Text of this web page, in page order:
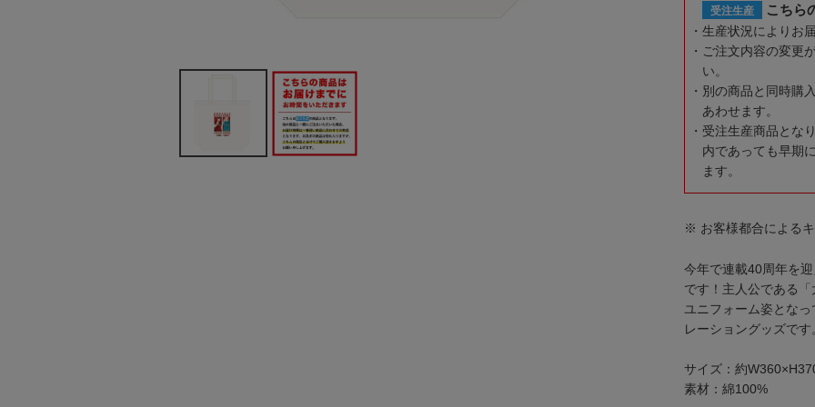
受注生産 こちら
生産状況によりお
ご注文内容の変更
い。
別の商品と同時購
あわせます。
受注生産商品とな
内であっても早期
ます。
※ お客様都合による
今年で連載40周年を
です！主人公である
ユニフォーム姿とな
レーショングッズです
サイズ：約
素材：綿100%